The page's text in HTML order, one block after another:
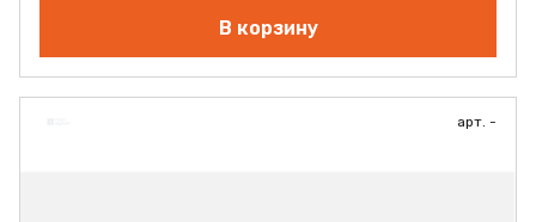
В корзину
арт. -